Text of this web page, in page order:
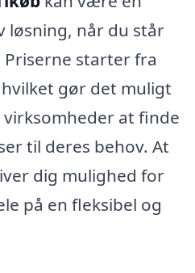
løsning, når du står
starter fra
gør det muligt
at finde
til deres behov. At
dig mulighed for
på en fleksibel og